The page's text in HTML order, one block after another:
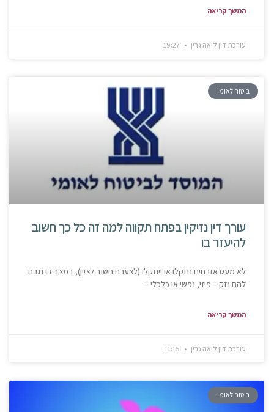
המשך קריאה
עורכת דין ליאה גרין
ביטוח לאומי
עורך דין נזיקין בפתח תקווה למה זה כל כך חשוב
להיעזר בו
לא מעט אזרחים נתקלו או ייתקלו (לצערנו חשוב לציין), במצב בו נגרם
להם נזק – פיזי, נפשי או כלכלי –
המשך קריאה
עורכת דין ליאה גרין
ביטוח לאומי